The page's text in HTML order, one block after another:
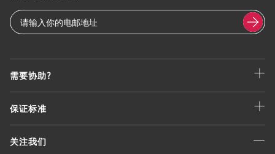
需要协助?
保证标准
关注我们